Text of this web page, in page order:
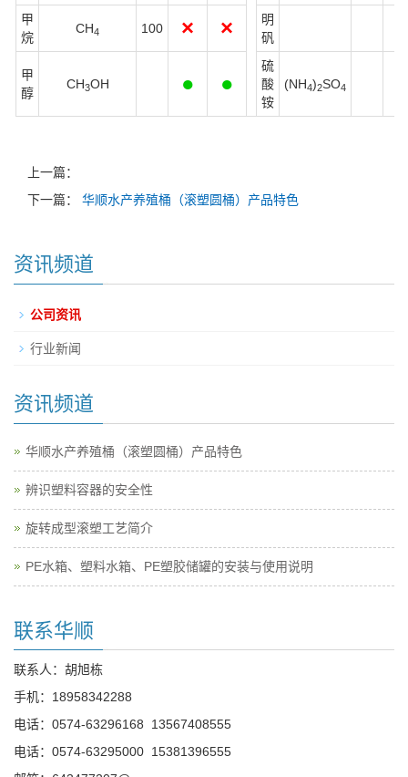
甲
烷
CH4 100 × ×
明
矾
甲
醇
CH3OH ● ●
硫
酸
铵
(NH4)2SO4
上一篇：
下一篇：
华顺水产养殖桶（滚塑圆桶）产品特色
资讯频道
公司资讯
行业新闻
资讯频道
华顺水产养殖桶（滚塑圆桶）产品特色
辨识塑料容器的安全性
旋转成型滚塑工艺简介
PE水箱、塑料水箱、PE塑胶储罐的安装与使用说明
联系华顺
联系人：胡旭栋
手机： 18958342288
电话： 0574-63296168
13567408555
电话： 0574-63295000 15381396555